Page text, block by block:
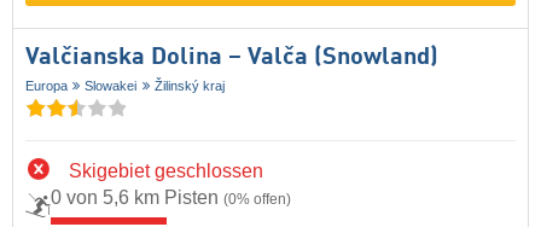
Valčianska Dolina – Valča (Snowland)
Europa Slowakei Žilinský kraj
Skigebiet geschlossen
0 von 5,6 km Pisten (0% offen)